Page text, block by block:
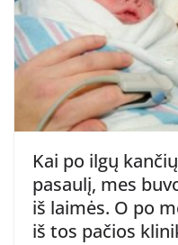
Kai po ilgų
pasaulį, mes
iš laimės. O po
iš tos pačios